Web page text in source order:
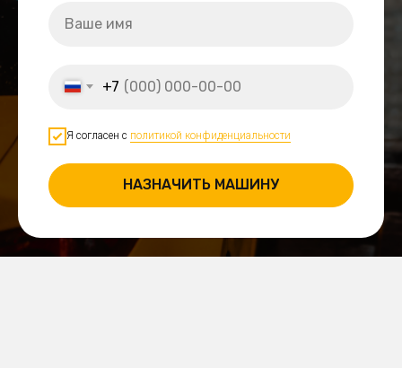
+7
Я согласен с политикой конфиденциальности
НАЗНАЧИТЬ МАШИНУ